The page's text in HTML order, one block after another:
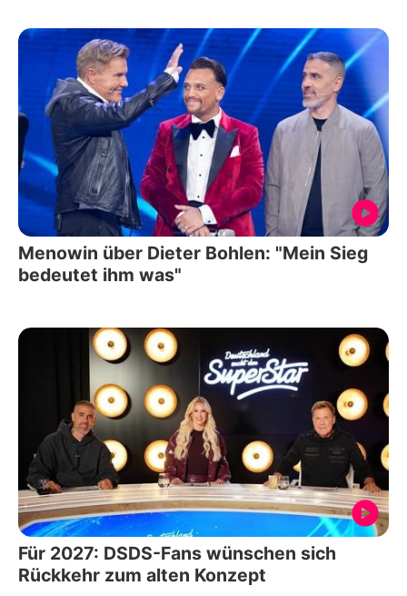
Menowin über Dieter Bohlen: "Mein Sieg
bedeutet ihm was"
Für 2027: DSDS-Fans wünschen sich
Rückkehr zum alten Konzept